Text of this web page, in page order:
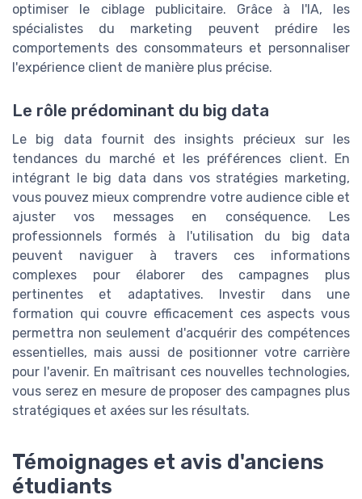
optimiser le ciblage publicitaire. Grâce à l'IA, les
spécialistes du marketing peuvent prédire les
comportements des consommateurs et personnaliser
l'expérience client de manière plus précise.
Le rôle prédominant du big data
Le big data fournit des insights précieux sur les
tendances du marché et les préférences client. En
intégrant le big data dans vos stratégies marketing,
vous pouvez mieux comprendre votre audience cible et
ajuster vos messages en conséquence. Les
professionnels formés à l'utilisation du big data
peuvent naviguer à travers ces informations
complexes pour élaborer des campagnes plus
pertinentes et adaptatives. Investir dans une
formation qui couvre efficacement ces aspects vous
permettra non seulement d'acquérir des compétences
essentielles, mais aussi de positionner votre carrière
pour l'avenir. En maîtrisant ces nouvelles technologies,
vous serez en mesure de proposer des campagnes plus
stratégiques et axées sur les résultats.
Témoignages et avis d'anciens
étudiants